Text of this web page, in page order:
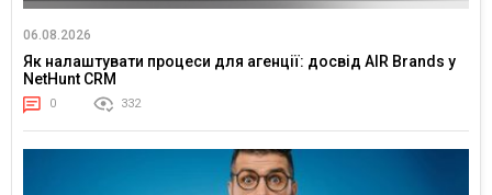
06.08.2026
Як налаштувати процеси для агенції: досвід AIR Brands у
NetHunt CRM
0 332